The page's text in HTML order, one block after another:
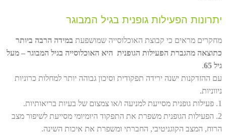
יתרונות הפעילות גופנית בגיל המבוגר
מחקרים מראים כי קבוצת האוכלוסייה שמושפעת במידה הרבה ביותר
כתוצאה מהגברת הפעילות הגופנית היא האוכלוסייה בגיל המבוגר – מעל
גיל 65
.
עם ההזדקנות ישנה ירידה תפקודית וסיכון גבוהה יותר למחלות כרוניות
ניווניות.
1. פעילות גופנית מסייעת למניעה ו/או צמצום של בעיות בריאותיות.
2. הפעילות הגופנית משפרת את התפקוד היומיומי מסייעת לשיפור מצב
הרוח, המצב הקוגניטיבי, החברתי ומשפרת את איכות השינה.